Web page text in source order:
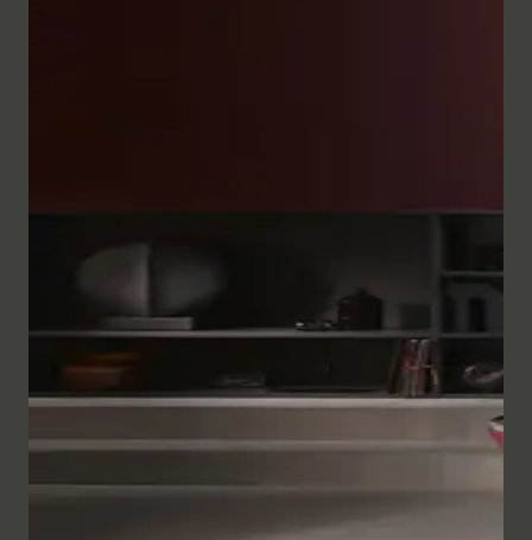
保柜门轻柔关闭。根据尺寸的不同，洗脸盆柜最多可配有
White Tulip 浴室家具的柜体可提供多种细腻的丝光哑光
和高光漆面。丝光哑光漆面甚至能自动消除细小的划痕，
而且特殊的防指纹表面使清洁和保养变得特别容易。
些支架还可以在两侧安装最多两个圆形毛巾架。
花。环绕式 LED 照明可通过传感器或应用程序进行非接
触式调光，镜面加热功能也可通过传感器或应用程序进行
显示浴室镜子
White Tulip 浴室龙头延续了该系列卓越的设计风格。
White Tulip 龙头的设计元素贯穿始终，其手柄呈郁金香
磨，操作起来特别轻松舒适。 White Tulip 洗脸盆龙头有
S、M、L 和 XL 不同高度可供选择。此外，还有嵌入式
White Tulip 浴缸有两种款式：圆形或椭圆形。两种款式
都采用无缝亚克力饰面和略微向外倾斜的边缘，轻松融入